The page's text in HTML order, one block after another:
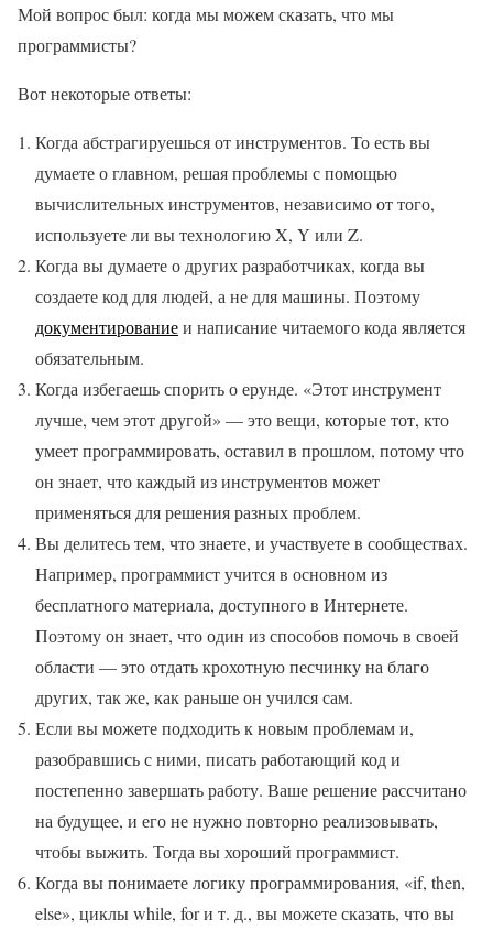
Мой вопрос был: когда мы можем сказать, что мы
программисты?
Вот некоторые ответы:
Когда абстрагируешься от инструментов. То есть вы
думаете о главном, решая проблемы с помощью
вычислительных инструментов, независимо от того,
используете ли вы технологию X, Y или Z.
Когда вы думаете о других разработчиках, когда вы
создаете код для людей, а не для машины. Поэтому
документированиеи написание читаемого кода является
обязательным.
Когда избегаешь спорить о ерунде. «Этот инструмент
лучше, чем этот другой» — это вещи, которые тот, кто
умеет программировать, оставил в прошлом, потому что
он знает, что каждый из инструментов может
применяться для решения разных проблем.
Вы делитесь тем, что знаете, и участвуете в сообществах.
Например, программист учится в основном из
бесплатного материала, доступного в Интернете.
Поэтому он знает, что один из способов помочь в своей
области — это отдать крохотную песчинку на благо
других, так же, как раньше он учился сам.
Если вы можете подходить к новым проблемам и,
разобравшись с ними, писать работающий код и
постепенно завершать работу. Ваше решение рассчитано
на будущее, и его не нужно повторно реализовывать,
чтобы выжить. Тогда вы хороший программист.
Когда вы понимаете логику программирования, «if, then,
else», циклы while, for и т. д., вы можете сказать, что вы